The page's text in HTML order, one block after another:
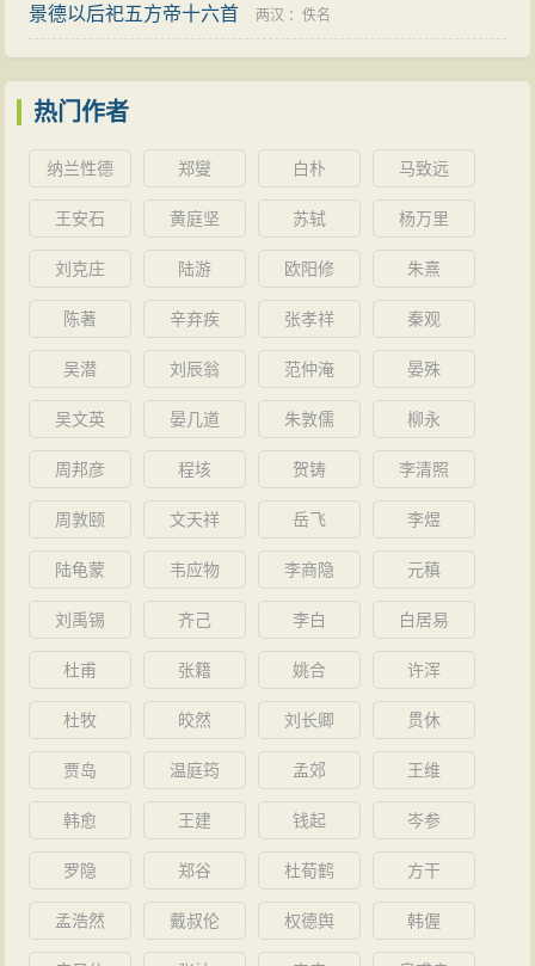
景德以后祀五方帝十六首 两汉 ：佚名
热门作者
纳兰性德 郑燮 白朴 马致远
王安石 黄庭坚 苏轼 杨万里
刘克庄 陆游 欧阳修 朱熹
陈著 辛弃疾 张孝祥 秦观
吴潜 刘辰翁 范仲淹 晏殊
吴文英 晏几道 朱敦儒 柳永
周邦彦 程垓 贺铸 李清照
周敦颐 文天祥 岳飞 李煜
陆龟蒙 韦应物 李商隐 元稹
刘禹锡 齐己 李白 白居易
杜甫 张籍 姚合 许浑
杜牧 皎然 刘长卿 贯休
贾岛 温庭筠 孟郊 王维
韩愈 王建 钱起 岑参
罗隐 郑谷 杜荀鹤 方干
孟浩然 戴叔伦 权德舆 韩偓